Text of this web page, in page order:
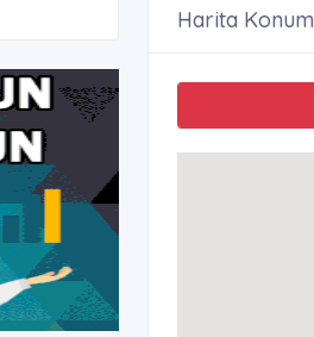
Harita Konum